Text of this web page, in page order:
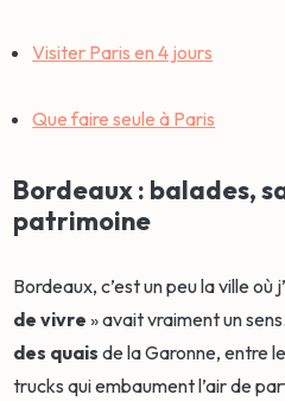
Visiter Paris en 4 jours
Que faire seule à Paris
Bordeaux : balades,
patrimoine
Bordeaux, c’est un peu la ville où
de vivre » avait vraiment un
des quais de la Garonne, entre
trucks qui embaument l’air de